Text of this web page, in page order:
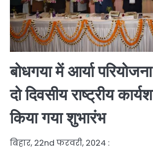
बोधगया में आर्या
दो दिवसीय राष्ट्रीय
किया गया शुभारंभ
बिहार, 22nd फरवरी, 2024 :